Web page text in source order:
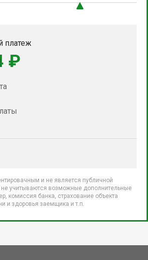
платеж
₽
и не является публичной
не учитываются возможные дополнительные
комиссия банка, страхование объекта
и здоровья заемщика и т.п.